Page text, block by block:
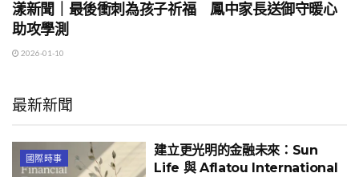
漾新聞｜最後衝刺為孩子祈福 鳳中家長送御守暖心
助攻學測
2026-01-10
最新新聞
國際時事
建立更光明的金融未來：Sun
Life 與 Aflatou International